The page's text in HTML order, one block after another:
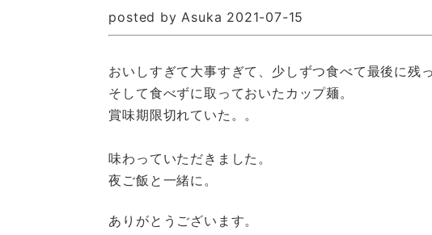
posted by Asuka 2021-07-15
おいしすぎて大事すぎて、少しずつ食べて最後に残
そして食べずに取っておいたカップ麺。
賞味期限切れていた。。
味わっていただきました。
夜ご飯と一緒に。
ありがとうございます。